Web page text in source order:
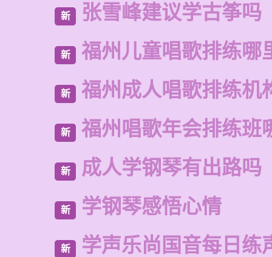
新 张雪峰建议学古筝吗
新 福州儿童唱歌排练哪
新 福州成人唱歌排练机
新 福州唱歌年会排练班
新 成人学钢琴有出路吗
新 学钢琴感悟心情
新 学声乐尚国音每日练